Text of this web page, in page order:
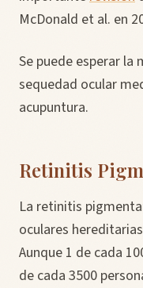
McDonald et al. en
Se puede esperar
sequedad ocular
acupuntura.
Retinitis
La retinitis
oculares
Aunque 1 de cada
de cada 3500